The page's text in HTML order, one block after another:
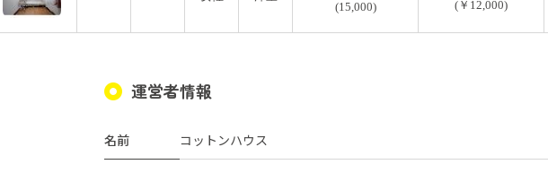
(15,000)
(￥12,000)
運営者情報
名前 コットンハウス